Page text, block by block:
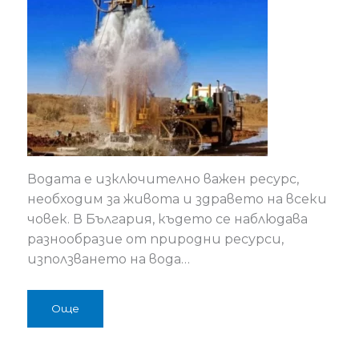
Водата е изключително важен ресурс,
необходим за живота и здравето на всеки
човек. В България, където се наблюдава
разнообразие от природни ресурси,
използването на вода…
Още